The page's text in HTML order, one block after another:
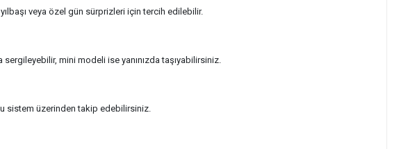
veya özel gün sürprizleri için tercih edilebilir.
mini modeli ise yanınızda taşıyabilirsiniz.
sistem üzerinden takip edebilirsiniz.